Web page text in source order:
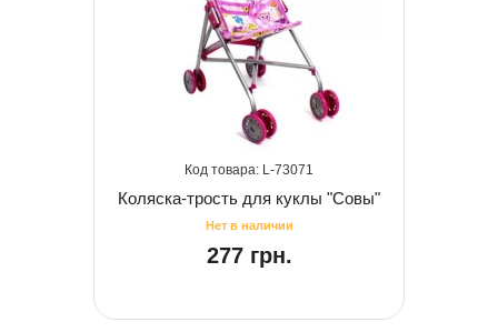
73071
Коляска-трость для куклы "Совы"
277 грн.